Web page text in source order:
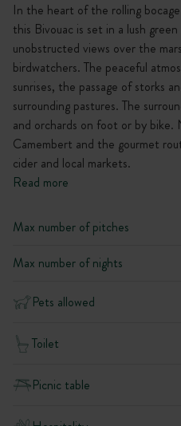
In the heart of the rolling
this Bivouac is set in a lush
unobstructed views over the
birdwatchers. The peaceful
sunrises, the passage of storks
surrounding pastures. The
and orchards on foot or by bike.
Camembert and the gourmet
cider and local markets.
Read more
Max number of pitches
Max number of nights
Pets allowed
Toilet
Picnic table